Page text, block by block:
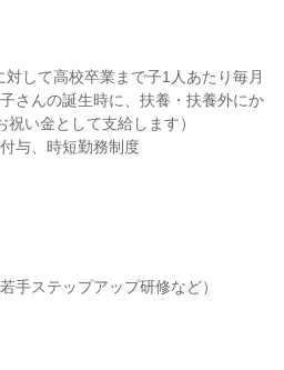
対して高校卒業まで子1人あたり毎月
さんの誕生時に、扶養・扶養外にか
い金として支給します）
与、時短勤務制度
手ステップアップ研修など）